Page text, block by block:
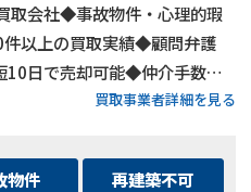
取会社◆事故物件・心理的瑕
以上の買取実績◆顧問弁護
10日で売却可能◆仲介手数
撤去費用も無料◆リースバック
買取事業者詳細を見る
物件
再建築不可